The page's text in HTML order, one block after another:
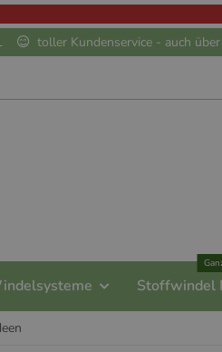
toller Kundenservice - auch
Stoffwindel